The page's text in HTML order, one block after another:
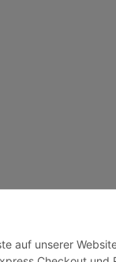
auf unserer